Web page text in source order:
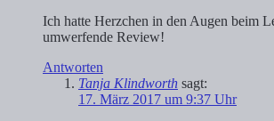
Ich hatte Herzchen in den Augen beim
umwerfende Review!
Antworten
Tanja Klindworth sagt:
17. März 2017 um 9:37 Uhr